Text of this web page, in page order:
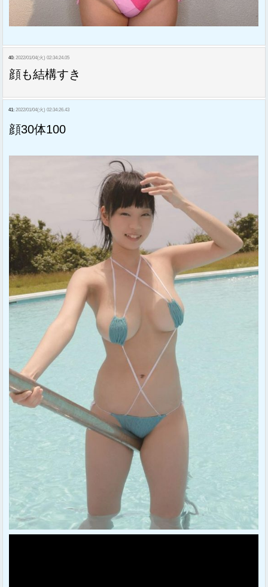
40: 2022/01/04(火) 02:34:24.05
顔も結構すき
41: 2022/01/04(火) 02:34:26.43
顔30体100